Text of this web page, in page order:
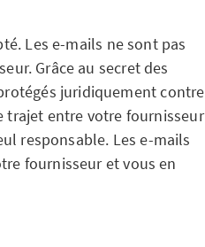
Les e-mails ne sont pas
Grâce au secret des
juridiquement contre
trajet entre votre fournisseur
responsable. Les e-mails
fournisseur et vous en